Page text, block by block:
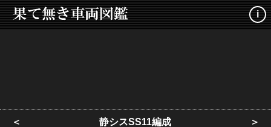
i
＜ 静シスSS11編成 ＞